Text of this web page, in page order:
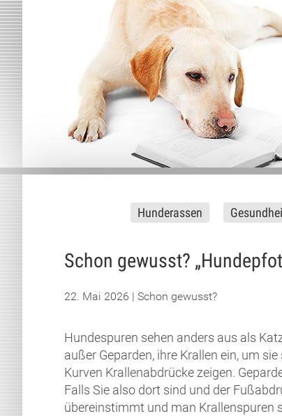
Hunderassen
Schon gewusst?
22. Mai 2026 | Schon gewusst?
Hundespuren sehen anders aus als
außer Geparden, ihre Krallen ein, um
Kurven Krallenabdrücke zeigen.
Falls Sie also dort sind und der
übereinstimmt und man Krallenspuren